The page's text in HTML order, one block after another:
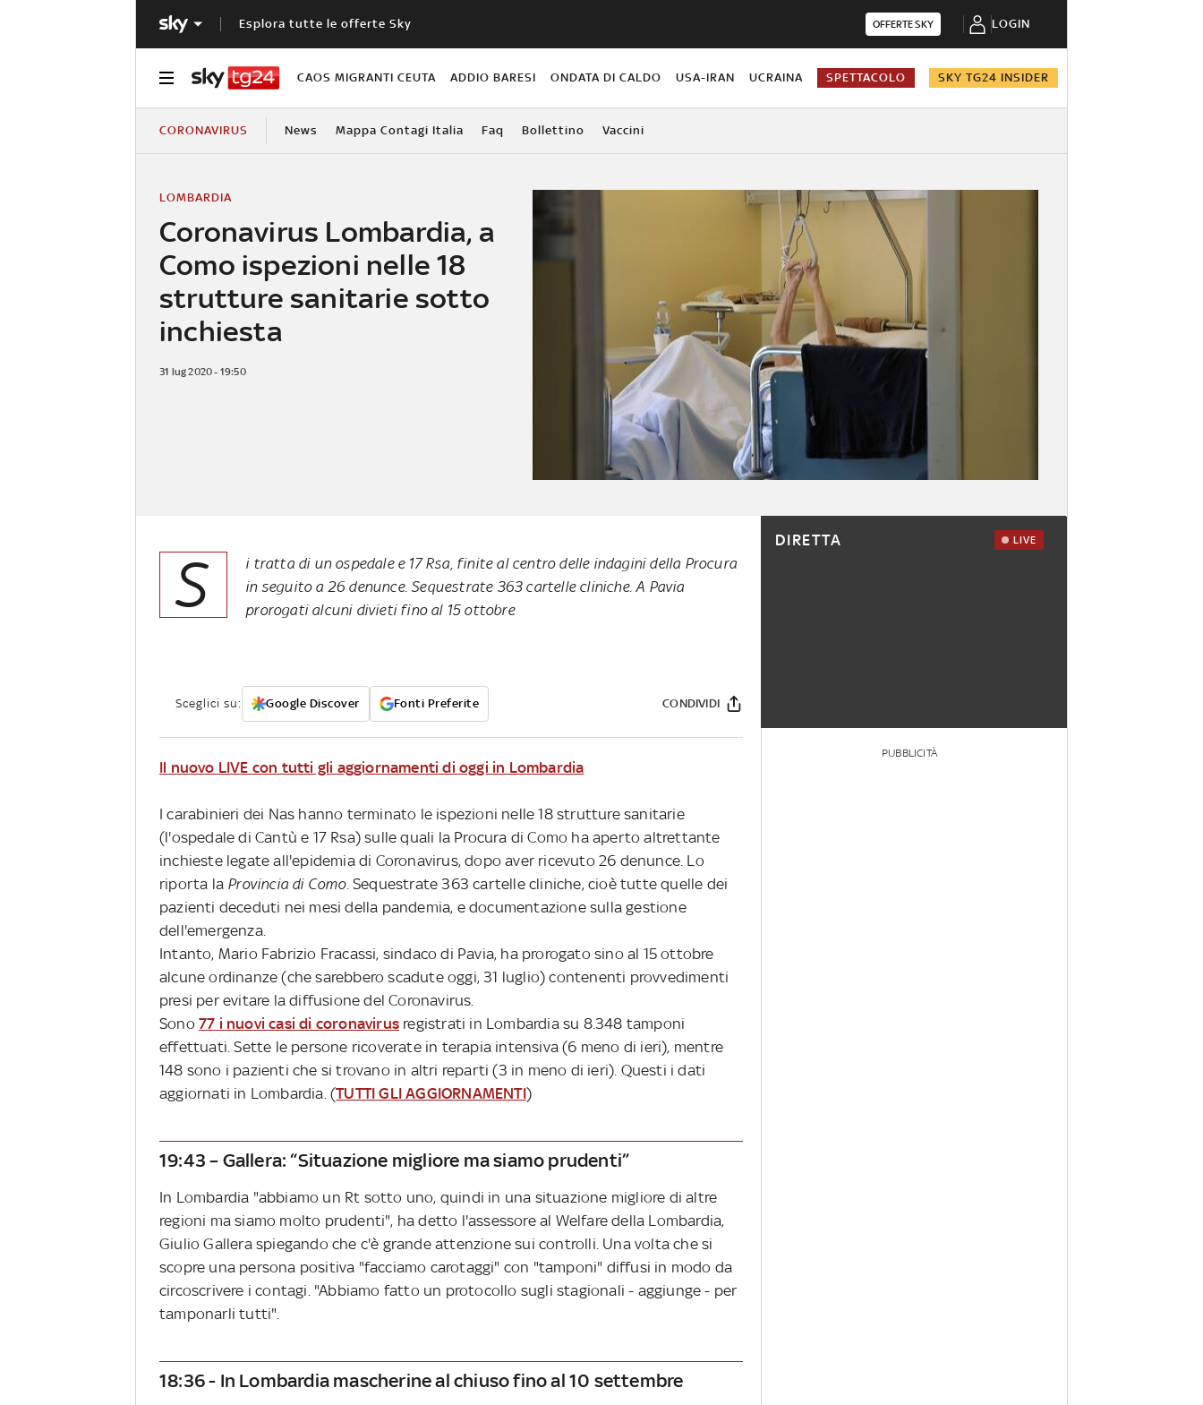
Esplora tutte le offerte Sky OFFERTE SKY LOGIN
CAOS MIGRANTI CEUTA ADDIO BARESI ONDATA DI CALDO USA-IRAN UCRAINA SPETTACOLO SKY TG24 INSIDER
CORONAVIRUS News Mappa Contagi Italia Faq Bollettino Vaccini
Coronavirus Lombardia, a
Como ispezioni nelle 18
strutture sanitarie sotto
inchiesta
LOMBARDIA
31 lug 2020 - 19:50
S
i tratta di un ospedale e 17 Rsa, finite al centro delle indagini della Procura
in seguito a 26 denunce. Sequestrate 363 cartelle cliniche. A Pavia
prorogati alcuni divieti fino al 15 ottobre
Sceglici su: Google Discover Fonti Preferite CONDIVIDI
Il nuovo LIVE con tutti gli aggiornamenti di oggi in Lombardia
I carabinieri dei Nas hanno terminato le ispezioni nelle 18 strutture sanitarie
(l'ospedale di Cantù e 17 Rsa) sulle quali la Procura di Como ha aperto altrettante
inchieste legate all'epidemia di Coronavirus, dopo aver ricevuto 26 denunce. Lo
riporta la Provincia di Como.Sequestrate 363 cartelle cliniche, cioè tutte quelle dei
pazienti deceduti nei mesi della pandemia, e documentazione sulla gestione
dell'emergenza.
Intanto, Mario Fabrizio Fracassi, sindaco di Pavia, ha prorogato sino al 15 ottobre
alcune ordinanze (che sarebbero scadute oggi, 31 luglio) contenenti provvedimenti
presi per evitare la diffusione del Coronavirus.
Sono 77 i nuovi casi di coronavirus registrati in Lombardia su 8.348 tamponi
effettuati. Sette le persone ricoverate in terapia intensiva (6 meno di ieri), mentre
148 sono i pazienti che si trovano in altri reparti (3 in meno di ieri). Questi i dati
aggiornati in Lombardia. (TUTTI GLI AGGIORNAMENTI)
19:43 – Gallera: “Situazione migliore ma siamo prudenti”
In Lombardia "abbiamo un Rt sotto uno, quindi in una situazione migliore di altre
regioni ma siamo molto prudenti", ha detto l'assessore al Welfare della Lombardia,
Giulio Gallera spiegando che c'è grande attenzione sui controlli. Una volta che si
scopre una persona positiva "facciamo carotaggi" con "tamponi" diffusi in modo da
circoscrivere i contagi. "Abbiamo fatto un protocollo sugli stagionali - aggiunge - per
tamponarli tutti".
18:36 - In Lombardia mascherine al chiuso fino al 10 settembre
DIRETTA LIVE
PUBBLICITÀ